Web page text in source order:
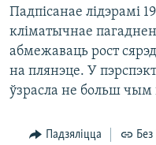
Падпісанае лідэрамі
кліматычнае
абмежаваць рост
на плянэце. У
ўзрасла не больш чым
Падзяліцца Без